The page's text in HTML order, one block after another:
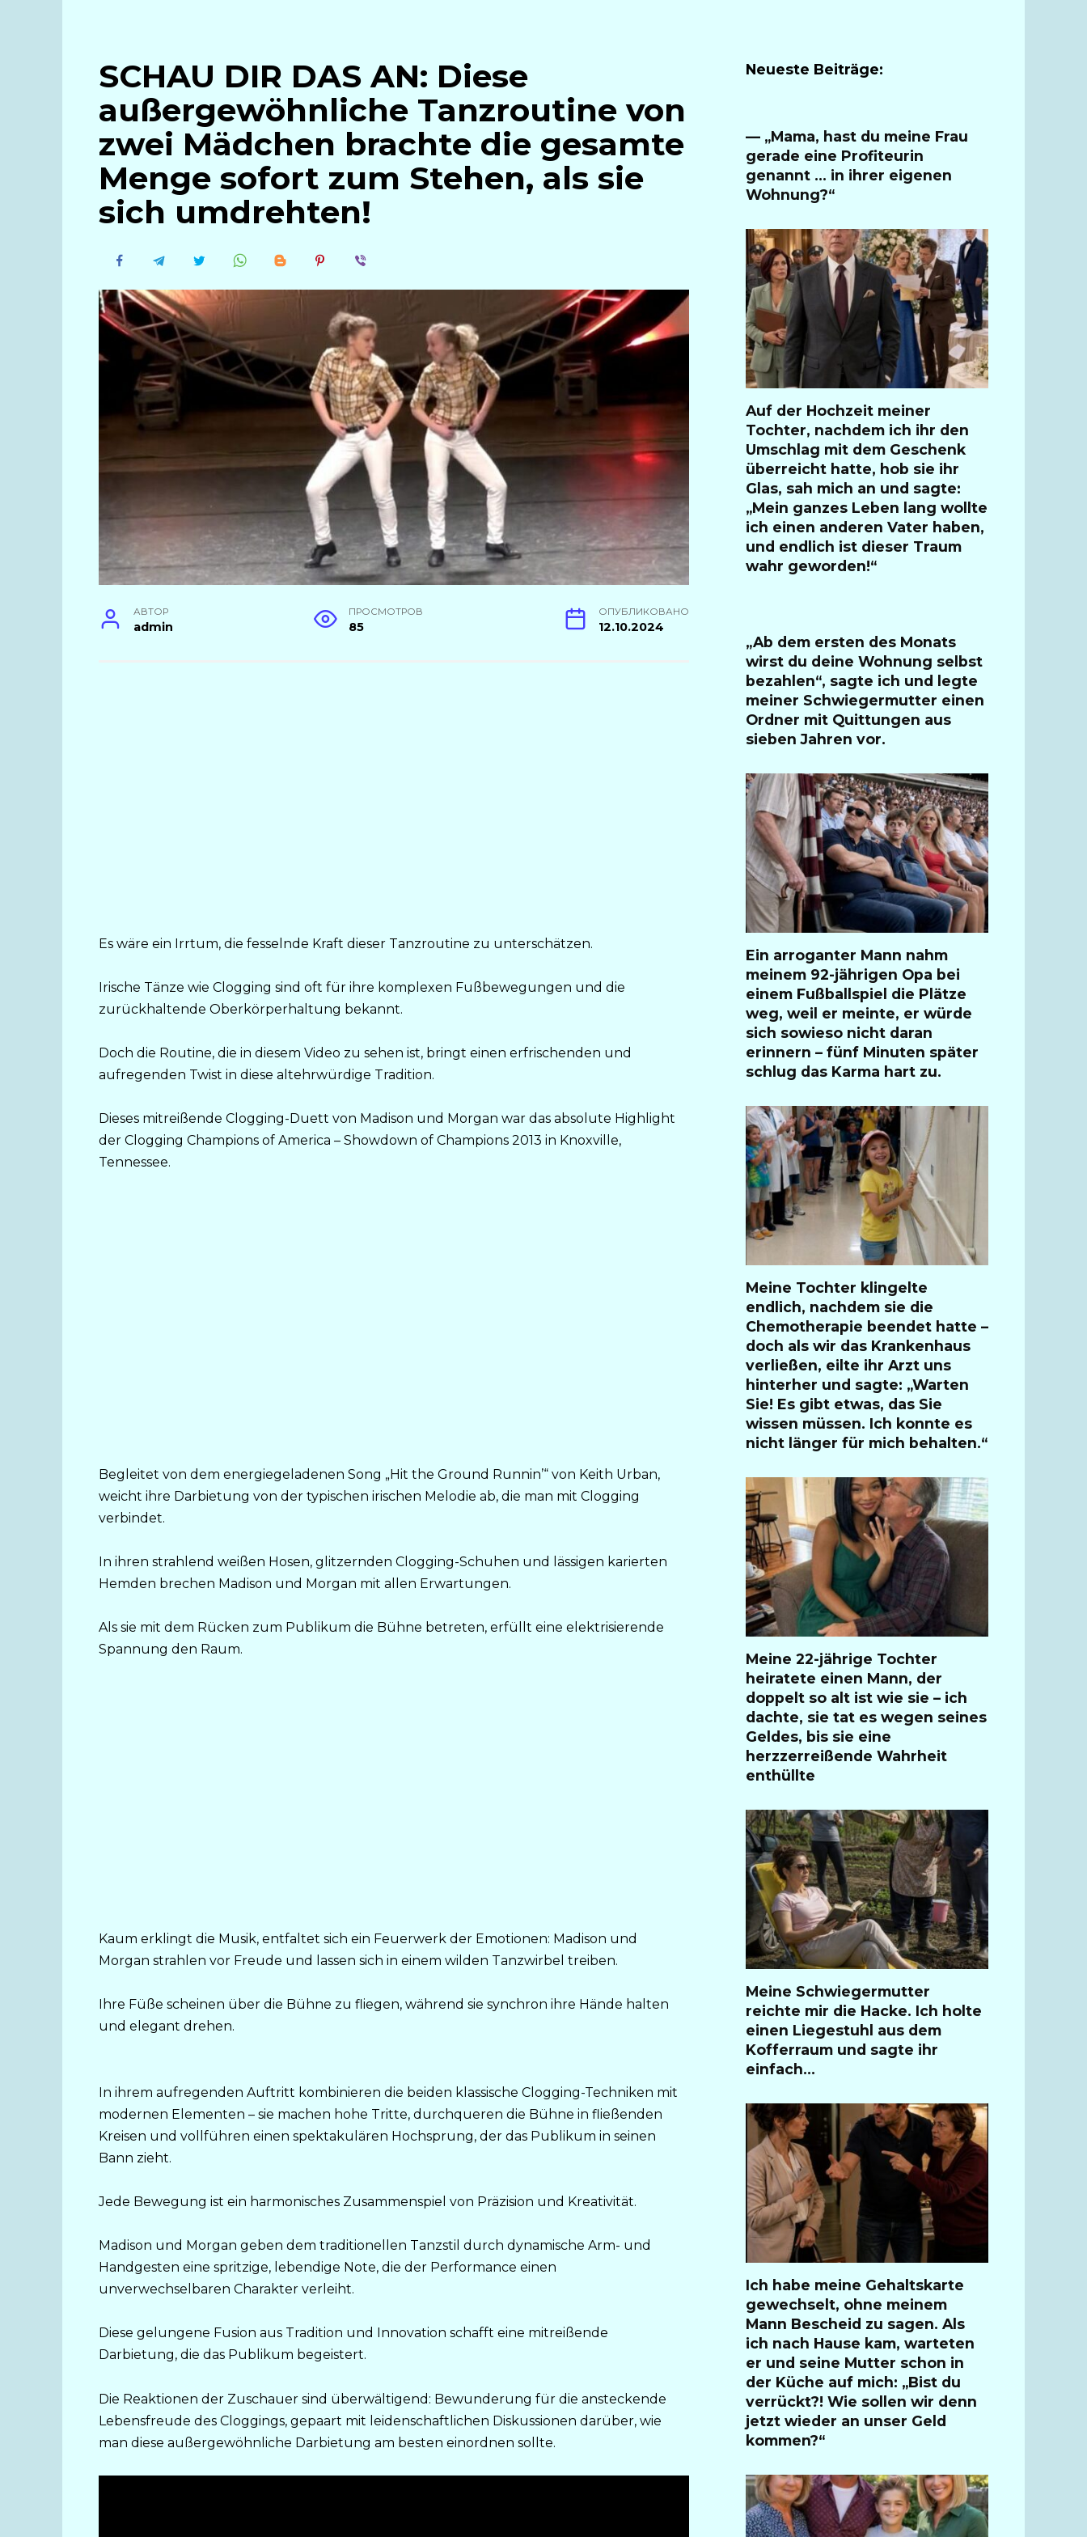
SCHAU DIR DAS AN: Diese
außergewöhnliche Tanzroutine von
zwei Mädchen brachte die gesamte
Menge sofort zum Stehen, als sie
sich umdrehten!
АВТОР
admin
ПРОСМОТРОВ
85
ОПУБЛИКОВАНО
12.10.2024
Es wäre ein Irrtum, die fesselnde Kraft dieser Tanzroutine zu unterschätzen.
Irische Tänze wie Clogging sind oft für ihre komplexen Fußbewegungen und die
zurückhaltende Oberkörperhaltung bekannt.
Doch die Routine, die in diesem Video zu sehen ist, bringt einen erfrischenden und
aufregenden Twist in diese altehrwürdige Tradition.
Dieses mitreißende Clogging-Duett von Madison und Morgan war das absolute Highlight
der Clogging Champions of America – Showdown of Champions 2013 in Knoxville,
Tennessee.
Begleitet von dem energiegeladenen Song „Hit the Ground Runnin’“ von Keith Urban,
weicht ihre Darbietung von der typischen irischen Melodie ab, die man mit Clogging
verbindet.
In ihren strahlend weißen Hosen, glitzernden Clogging-Schuhen und lässigen karierten
Hemden brechen Madison und Morgan mit allen Erwartungen.
Als sie mit dem Rücken zum Publikum die Bühne betreten, erfüllt eine elektrisierende
Spannung den Raum.
Kaum erklingt die Musik, entfaltet sich ein Feuerwerk der Emotionen: Madison und
Morgan strahlen vor Freude und lassen sich in einem wilden Tanzwirbel treiben.
Ihre Füße scheinen über die Bühne zu fliegen, während sie synchron ihre Hände halten
und elegant drehen.
In ihrem aufregenden Auftritt kombinieren die beiden klassische Clogging-Techniken mit
modernen Elementen – sie machen hohe Tritte, durchqueren die Bühne in fließenden
Kreisen und vollführen einen spektakulären Hochsprung, der das Publikum in seinen
Bann zieht.
Jede Bewegung ist ein harmonisches Zusammenspiel von Präzision und Kreativität.
Madison und Morgan geben dem traditionellen Tanzstil durch dynamische Arm- und
Handgesten eine spritzige, lebendige Note, die der Performance einen
unverwechselbaren Charakter verleiht.
Diese gelungene Fusion aus Tradition und Innovation schafft eine mitreißende
Darbietung, die das Publikum begeistert.
Die Reaktionen der Zuschauer sind überwältigend: Bewunderung für die ansteckende
Lebensfreude des Cloggings, gepaart mit leidenschaftlichen Diskussionen darüber, wie
man diese außergewöhnliche Darbietung am besten einordnen sollte.
Neueste Beiträge:
— „Mama, hast du meine Frau
gerade eine Profiteurin
genannt … in ihrer eigenen
Wohnung?“
Auf der Hochzeit meiner
Tochter, nachdem ich ihr den
Umschlag mit dem Geschenk
überreicht hatte, hob sie ihr
Glas, sah mich an und sagte:
„Mein ganzes Leben lang wollte
ich einen anderen Vater haben,
und endlich ist dieser Traum
wahr geworden!“
„Ab dem ersten des Monats
wirst du deine Wohnung selbst
bezahlen“, sagte ich und legte
meiner Schwiegermutter einen
Ordner mit Quittungen aus
sieben Jahren vor.
Ein arroganter Mann nahm
meinem 92-jährigen Opa bei
einem Fußballspiel die Plätze
weg, weil er meinte, er würde
sich sowieso nicht daran
erinnern – fünf Minuten später
schlug das Karma hart zu.
Meine Tochter klingelte
endlich, nachdem sie die
Chemotherapie beendet hatte –
doch als wir das Krankenhaus
verließen, eilte ihr Arzt uns
hinterher und sagte: „Warten
Sie! Es gibt etwas, das Sie
wissen müssen. Ich konnte es
nicht länger für mich behalten.“
Meine 22-jährige Tochter
heiratete einen Mann, der
doppelt so alt ist wie sie – ich
dachte, sie tat es wegen seines
Geldes, bis sie eine
herzzerreißende Wahrheit
enthüllte
Meine Schwiegermutter
reichte mir die Hacke. Ich holte
einen Liegestuhl aus dem
Kofferraum und sagte ihr
einfach…
Ich habe meine Gehaltskarte
gewechselt, ohne meinem
Mann Bescheid zu sagen. Als
ich nach Hause kam, warteten
er und seine Mutter schon in
der Küche auf mich: „Bist du
verrückt?! Wie sollen wir denn
jetzt wieder an unser Geld
kommen?“